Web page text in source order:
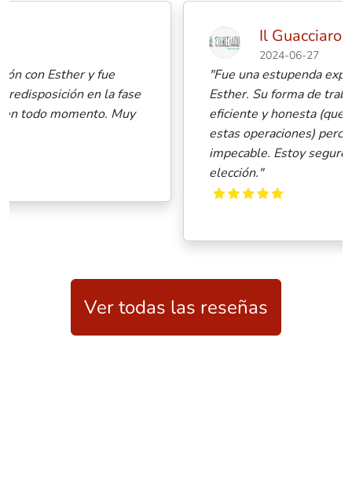
"Fue una estupenda experiencia ser atendido por
Esther. Su forma de trabajar fue muy clara,
eficiente y honesta (que es lo más importante en
estas operaciones) pero además su trato fue
impecable. Estoy seguro que es una buena
Ver todas las reseñas